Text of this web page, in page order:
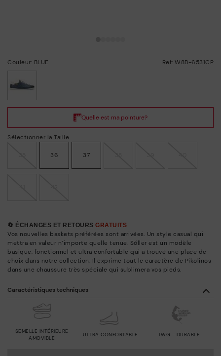
Couleur: BLUE Ref: W8B-6531CP
Sélectionner la Taille
36 37
🔄 ÉCHANGES ET RETOURS GRATUITS
Vos nouvelles baskets préférées sont arrivées. Un style casual qui
mettra en valeur n’importe quelle tenue. Sóller est un modèle
basique, fonctionnel et ultra confortable qui a trouvé une place de
choix dans notre collection. Il exprime tout le caractère de Pikolinos
dans une chaussure très spéciale qui sublimera vos pieds.
Caractéristiques techniques
SEMELLE INTÉRIEURE
AMOVIBLE
ULTRA CONFORTABLE LWG - DURABLE